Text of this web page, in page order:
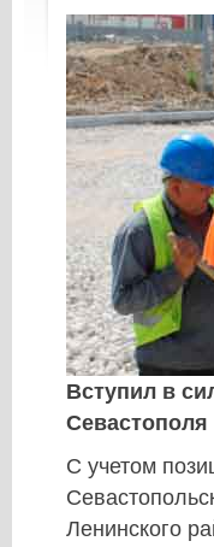
Вступил в
Севастополя
С учетом
Ленинского